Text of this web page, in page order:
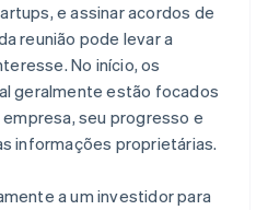
e assinar acordos de
reunião pode levar a
No início, os
geralmente estão focados
seu progresso e
informações proprietárias.
a um investidor para